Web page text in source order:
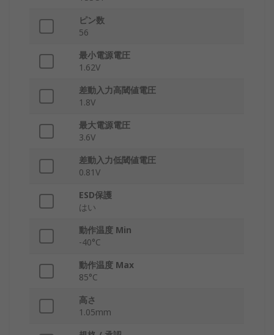
ピン数
56
最小電源電圧
1.62V
差動入力高閾値電圧
1.8V
最大電源電圧
3.6V
差動入力低閾値電圧
0.81V
ESD保護
はい
動作温度 Min
-40°C
動作温度 Max
85°C
高さ
1.05mm